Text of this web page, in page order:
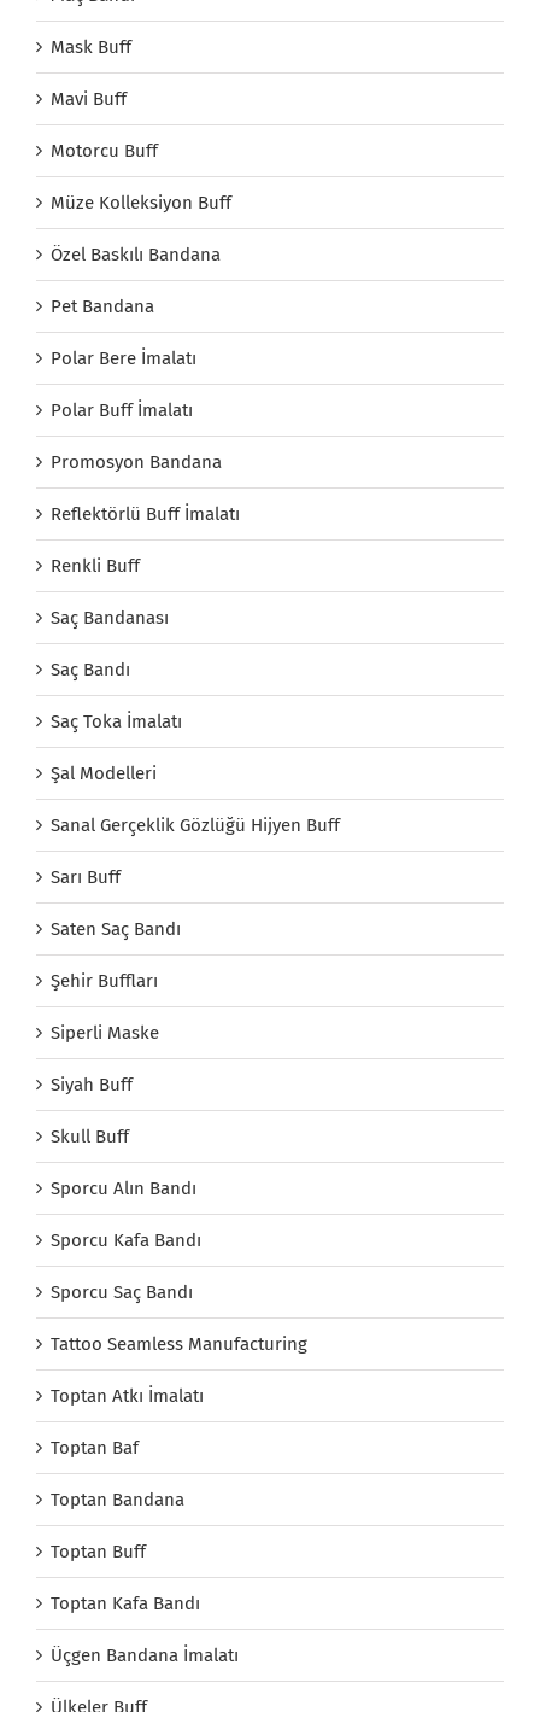
Mask Buff
Mavi Buff
Motorcu Buff
Müze Kolleksiyon Buff
Özel Baskılı Bandana
Pet Bandana
Polar Bere İmalatı
Polar Buff İmalatı
Promosyon Bandana
Reflektörlü Buff İmalatı
Renkli Buff
Saç Bandanası
Saç Bandı
Saç Toka İmalatı
Şal Modelleri
Sanal Gerçeklik Gözlüğü Hijyen Buff
Sarı Buff
Saten Saç Bandı
Şehir Buffları
Siperli Maske
Siyah Buff
Skull Buff
Sporcu Alın Bandı
Sporcu Kafa Bandı
Sporcu Saç Bandı
Tattoo Seamless Manufacturing
Toptan Atkı İmalatı
Toptan Baf
Toptan Bandana
Toptan Buff
Toptan Kafa Bandı
Üçgen Bandana İmalatı
Ülkeler Buff